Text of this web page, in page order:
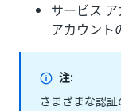
サービス ア
アカウント
注:
さまざまな認